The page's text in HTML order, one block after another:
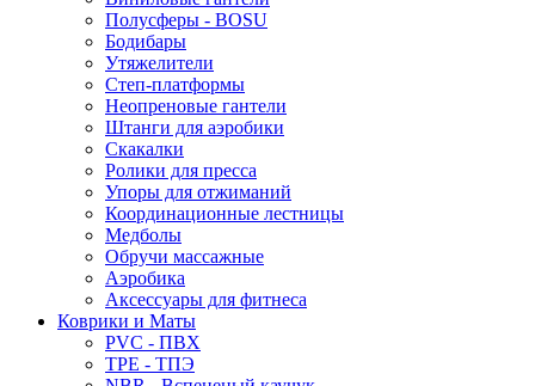
Полусферы - BOSU
Бодибары
Утяжелители
Степ-платформы
Неопреновые гантели
Штанги для аэробики
Скакалки
Ролики для пресса
Упоры для отжиманий
Координационные лестницы
Медболы
Обручи массажные
Аэробика
Аксессуары для фитнеса
Коврики и Маты
PVC - ПВХ
TPE - ТПЭ